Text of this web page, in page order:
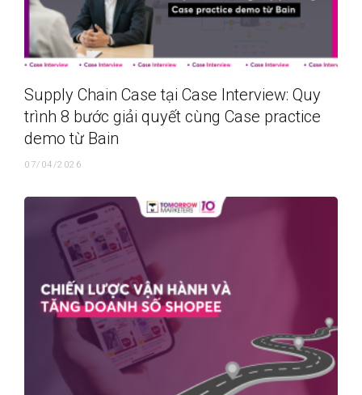
Supply Chain Case tại Case Interview: Quy
trình 8 bước giải quyết cùng Case practice
demo từ Bain
07/04/2026